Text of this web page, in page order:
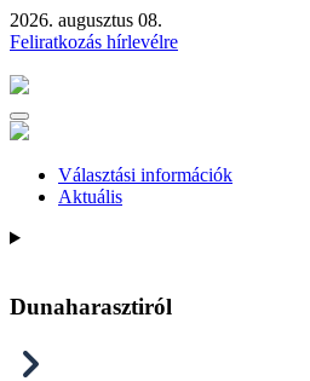
2026. augusztus 08.
Feliratkozás hírlevélre
Választási információk
Aktuális
Dunaharasztiról